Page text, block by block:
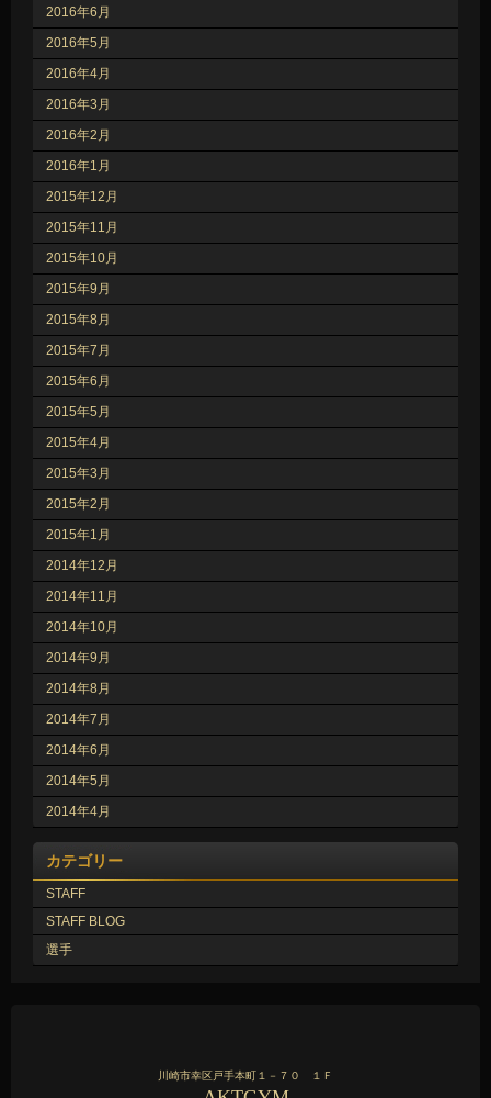
2016年6月
2016年5月
2016年4月
2016年3月
2016年2月
2016年1月
2015年12月
2015年11月
2015年10月
2015年9月
2015年8月
2015年7月
2015年6月
2015年5月
2015年4月
2015年3月
2015年2月
2015年1月
2014年12月
2014年11月
2014年10月
2014年9月
2014年8月
2014年7月
2014年6月
2014年5月
2014年4月
カテゴリー
STAFF
STAFF BLOG
選手
川崎市幸区戸手本町１－７０ １Ｆ